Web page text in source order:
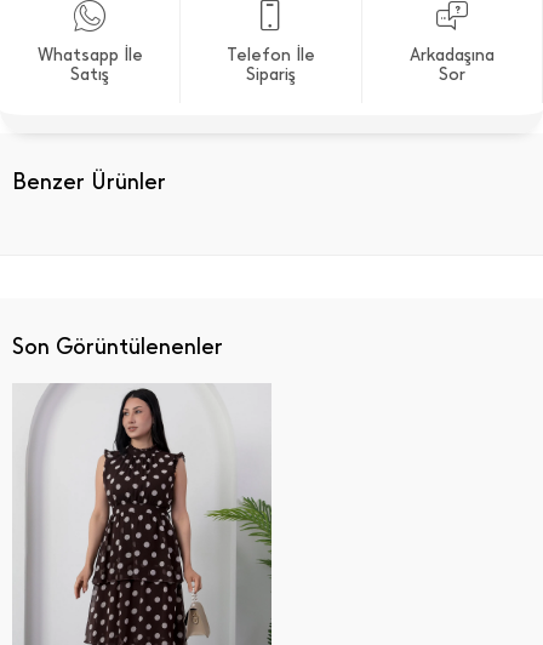
Whatsapp İle
Satış
Telefon İle
Sipariş
Arkadaşına
Sor
Benzer Ürünler
Son Görüntülenenler